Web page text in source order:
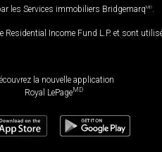
les Services immobiliers BridgemarqMD
Residential Income Fund L.P. et sont
la nouvelle application
Royal LePageMD